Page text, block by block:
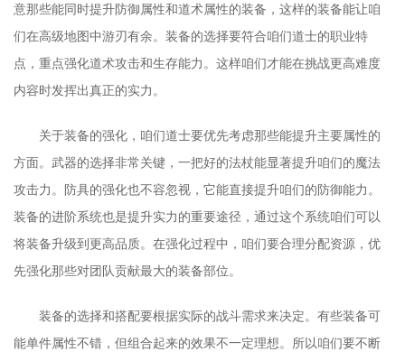
意那些能同时提升防御属性和道术属性的装备，这样的装备能让咱
们在高级地图中游刃有余。装备的选择要符合咱们道士的职业特
点，重点强化道术攻击和生存能力。这样咱们才能在挑战更高难度
内容时发挥出真正的实力。
关于装备的强化，咱们道士要优先考虑那些能提升主要属性的
方面。武器的选择非常关键，一把好的法杖能显著提升咱们的魔法
攻击力。防具的强化也不容忽视，它能直接提升咱们的防御能力。
装备的进阶系统也是提升实力的重要途径，通过这个系统咱们可以
将装备升级到更高品质。在强化过程中，咱们要合理分配资源，优
先强化那些对团队贡献最大的装备部位。
装备的选择和搭配要根据实际的战斗需求来决定。有些装备可
能单件属性不错，但组合起来的效果不一定理想。所以咱们要不断